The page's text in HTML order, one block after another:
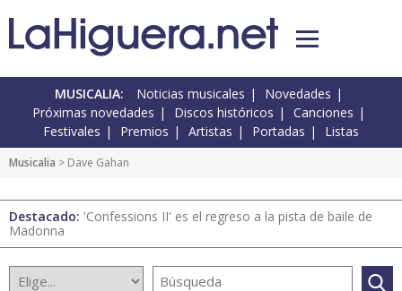
MUSICALIA: Noticias musicales
Novedades
Próximas novedades
Discos históricos
Canciones
Festivales
Premios Artistas Portadas Listas
Musicalia > Dave Gahan
Destacado: 'Confessions II' es el regreso a la pista de baile de
Madonna